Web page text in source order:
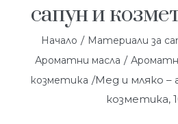
сапун и
Начало / Материали за
Ароматни масла /
козметика /Мед и мляко –
козметика,